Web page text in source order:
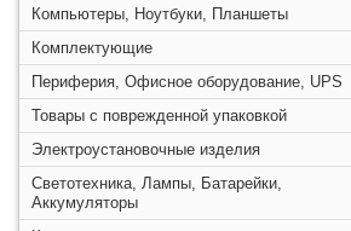
Компьютеры, Ноутбуки, Планшеты
Комплектующие
Периферия, Офисное оборудование, UPS
Товары с поврежденной упаковкой
Электроустановочные изделия
Светотехника, Лампы, Батарейки,
Аккумуляторы